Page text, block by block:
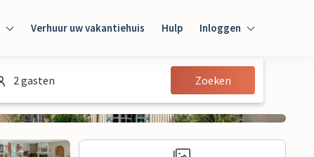
Verhuur uw vakantiehuis Hulp Inloggen
Inloggen
Gast
2 gasten Zoeken